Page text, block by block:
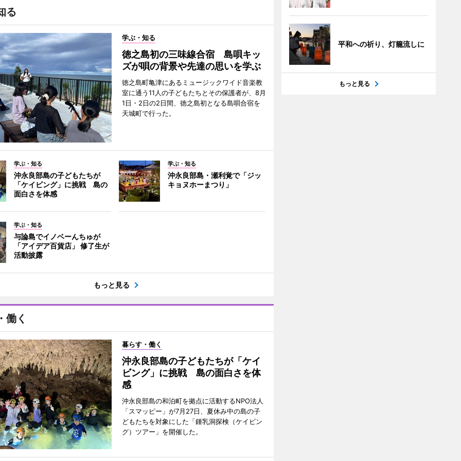
る
学ぶ・知る
徳之島初の三味線合宿 島唄キッ
ズが唄の背景や先達の思いを学ぶ
徳之島町亀津にあるミュージックワイド音楽教
室に通う11人の子どもたちとその保護者が、8月
1日・2日の2日間、徳之島初となる島唄合宿を
天城町で行った。
学ぶ・知る
沖永良部島の子どもたちが
「ケイビング」に挑戦 島の
面白さを体感
学ぶ・知る
沖永良部島・瀬利覚で「ジッ
キョヌホーまつり」
学ぶ・知る
与論島でイノベーんちゅが
「アイデア百貨店」 修了生が
活動披露
もっと見る
働く
暮らす・働く
沖永良部島の子どもたちが「ケイ
ビング」に挑戦 島の面白さを体
感
沖永良部島の和泊町を拠点に活動するNPO法人
「スマッピー」が7月27日、夏休み中の島の子
どもたちを対象にした「鍾乳洞探検（ケイビン
グ）ツアー」を開催した。
平和への祈り、灯籠流しに
もっと見る